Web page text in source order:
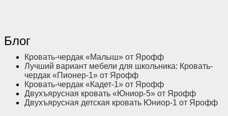
Блог
Кровать-чердак «Малыш» от Ярофф
Лучший вариант мебели для школьника: Кровать-
чердак «Пионер-1» от Ярофф
Кровать-чердак «Кадет-1» от Ярофф
Двухъярусная кровать «Юниор-5» от Ярофф
Двухъярусная детская кровать Юниор-1 от Ярофф